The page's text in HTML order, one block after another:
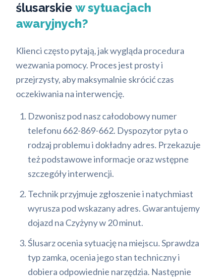
ślusarskie w sytuacjach
awaryjnych?
Klienci często pytają, jak wygląda procedura
wezwania pomocy. Proces jest prosty i
przejrzysty, aby maksymalnie skrócić czas
oczekiwania na interwencję.
Dzwonisz pod nasz całodobowy numer
telefonu 662-869-662. Dyspozytor pyta o
rodzaj problemu i dokładny adres. Przekazuje
też podstawowe informacje oraz wstępne
szczegóły interwencji.
Technik przyjmuje zgłoszenie i natychmiast
wyrusza pod wskazany adres. Gwarantujemy
dojazd na Czyżyny w 20 minut.
Ślusarz ocenia sytuację na miejscu. Sprawdza
typ zamka, ocenia jego stan techniczny i
dobiera odpowiednie narzędzia. Następnie